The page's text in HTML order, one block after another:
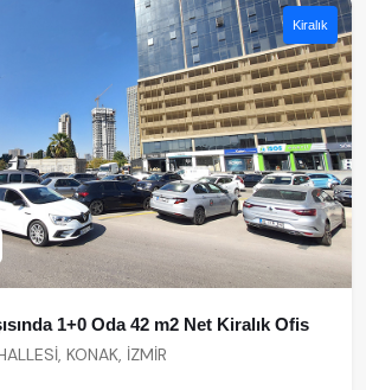
Kiralık
1+0 Oda 42 m2 Net Kiralık Ofis
KONAK, İZMİR